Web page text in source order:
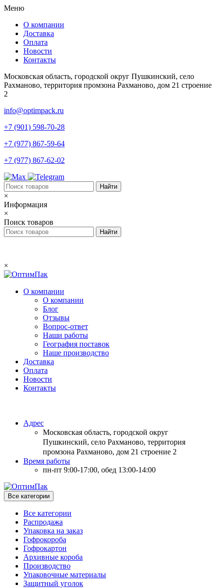
Меню
О компании
Доставка
Оплата
Новости
Контакты
Московская область, городской округ Пушкинский, село
Рахманово, территория промзона Рахманово, дом 21 строение
2
info@optimpack.ru
+7 (901) 598-70-28
+7 (977) 867-59-64
+7 (977) 867-62-02
×
Информация
×
Поиск товаров
×
О компании
О компании
Блог
Отзывы
Вопрос-ответ
Наши работы
География поставок
Наше производство
Доставка
Оплата
Новости
Контакты
Адрес
Московская область, городской округ
Пушкинский, село Рахманово, территория
промзона Рахманово, дом 21 строение 2
Время работы
пн-пт 9:00-17:00, обед 13:00-14:00
Все категории
Все категории
Распродажа
Упаковка на заказ
Гофрокороба
Гофрокартон
Архивные короба
Производство
Упаковочные материалы
Защитный уголок